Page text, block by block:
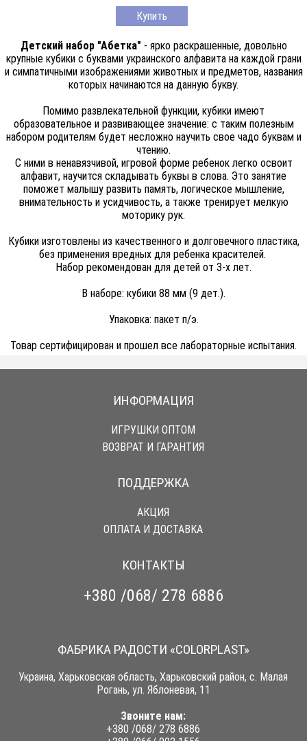
Купить
Детский набор "Абетка" - ярко раскрашенные, довольно
крупные кубики с буквами украинского алфавита на каждой грани
и симпатичными изображениями животных и предметов, названия
которых начинаются на данную букву.
Помимо развлекательной функции, кубики имеют
образовательное и развивающее значение: с таким полезным
набором родителям будет несложно научить свое чадо буквам и
чтению.
С ними в ненавязчивой, игровой форме ребенок легко освоит
алфавит, научится складывать буквы в слова. Это занятие
поможет малышу развить память, логическое мышление,
внимательность и усидчивость, а также тренирует мелкую
моторику рук.
Кубики изготовлены из качественного и долговечного пластика,
без применения вредных для ребенка красителей.
Набор рекомендован для детей от 3-х лет.
В наборе: кубики 88 мм (9 дет.).
Упаковка: пакет п/э.
Товар сертифицирован и прошел все лабораторные испытания.
ИНФОРМАЦИЯ
ИГРУШКИ ОПТОМ
ВОЗВРАТ И ГАРАНТИЯ
ПОДДЕРЖКА
АКЦИЯ
ОПЛАТА И ДОСТАВКА
КОНТАКТЫ
+380 /068/ 278 6886
ФАБРИКА РАДОСТИ «COLORPLAST»
Украина, Харьковская область, Харьковский район, с. Малая
Рогань, ул. Яблоневая, 11
Звоните нам:
+380 /068/ 278 6886